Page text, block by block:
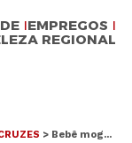
EMPREGOS
REGIONAL
> Bebê mogiano nasce com apenas 440g e surpreende pelo avanço do quadro clínico